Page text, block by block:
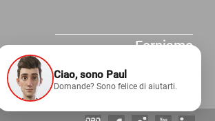
Forniamo
competenza.
Ciao, sono Paul
Domande? Sono felice di aiutarti.